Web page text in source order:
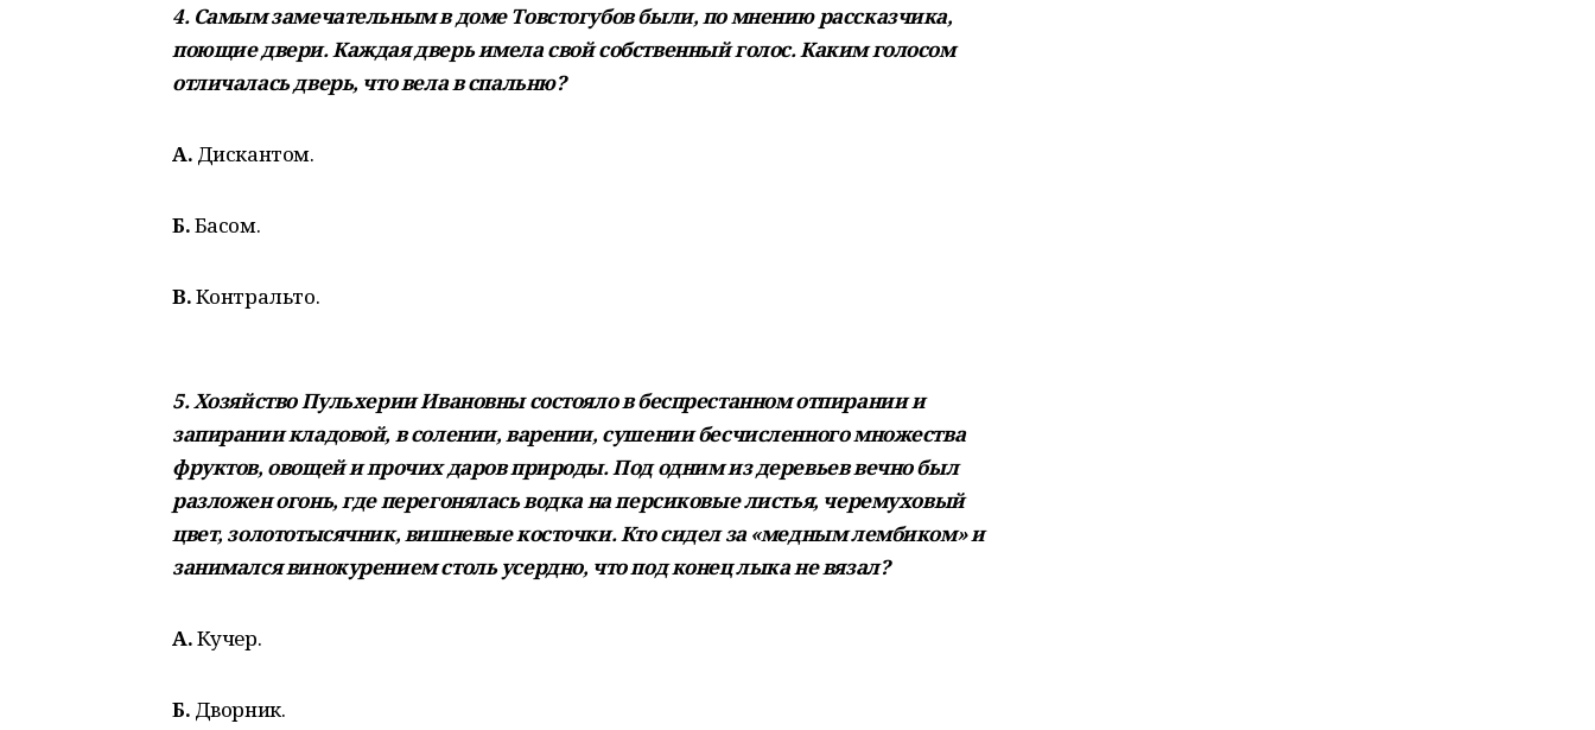
4. Самым замечательным в доме Товстогубов были, по мнению рассказчика,
поющие двери. Каждая дверь имела свой собственный голос. Каким голосом
отличалась дверь, что вела в спальню?
А. Дискантом.
Б.Басом.
В.Контральто.
5. Хозяйство Пульхерии Ивановны состояло в беспрестанном отпирании и
запирании кладовой, в солении, варении, сушении бесчисленного множества
фруктов, овощей и прочих даров природы. Под одним из деревьев вечно был
разложен огонь, где перегонялась водка на персиковые листья, черемуховый
цвет, золототысячник, вишневые косточки. Кто сидел за «медным лембиком» и
занимался винокурением столь усердно, что под конец лыка не вязал?
А.Кучер.
Б. Дворник.